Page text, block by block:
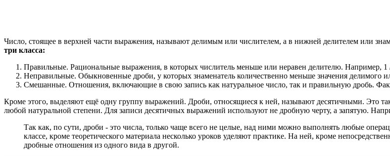
Число, стоящее в верхней части выражения, называют делимым или числителем, а в нижней делителем или
три класса:
Правильные. Рациональные выражения, в которых числитель меньше или неравен делителю. Например, 1
Неправильные. Обыкновенные дроби, у которых знаменатель количественно меньше значения делимого
Смешанные. Отношения, включающие в свою запись как натуральное число, так и правильную дробь.
Кроме этого, выделяют ещё одну группу выражений. Дроби, относящиеся к ней, называют десятичными. Это
любой натуральной степени. Для записи десятичных выражений используют не дробную черту, а запятую.
Так как, по сути, дроби - это числа, только чаще всего не целые, над ними можно выполнять любые
классе, кроме теоретического материала несколько уроков уделяют практике. На ней, кроме
дробные отношения из одного вида в другой.